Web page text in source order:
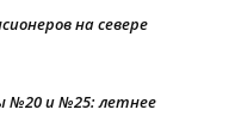
на севере
№20 и №25: летнее